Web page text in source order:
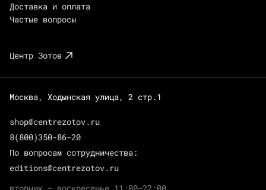
Доставка и оплата
Частые вопросы
Центр Зотов
Москва, Ходынская улица, 2 стр.1
shop@centrezotov.ru
8(800)350-86-20
По вопросам сотрудничества:
editions@centrezotov.ru